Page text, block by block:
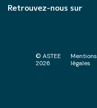
Retrouvez-nous sur
© ASTEE
2026
Mentions
légales